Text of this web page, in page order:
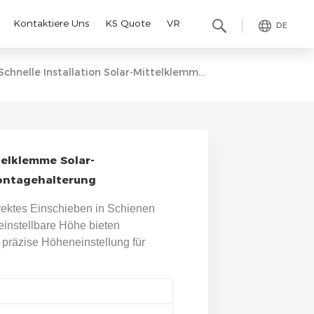
DE
Kontaktiere Uns KS Quote VR
Schnelle Installation Solar-Mittelklemme Solar-Schnellendklemme Für Solar-Montagehalterung
Solar-
Einschieben in Schienen
Höhe bieten
Höheneinstellung für